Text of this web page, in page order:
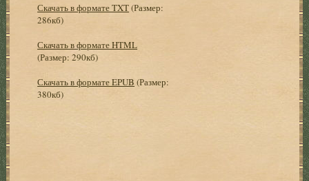
Скачать в формате TXT(Размер:
286кб)
Скачать в формате HTML
(Размер: 290кб)
Скачать в формате EPUB (Размер:
380кб)